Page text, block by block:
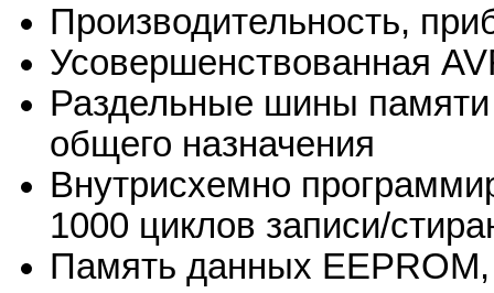
Производительность,
Усовершенствованная
Раздельные шины
общего назначения
Внутрисхемно
1000 циклов записи/
Память данных EEPROM,